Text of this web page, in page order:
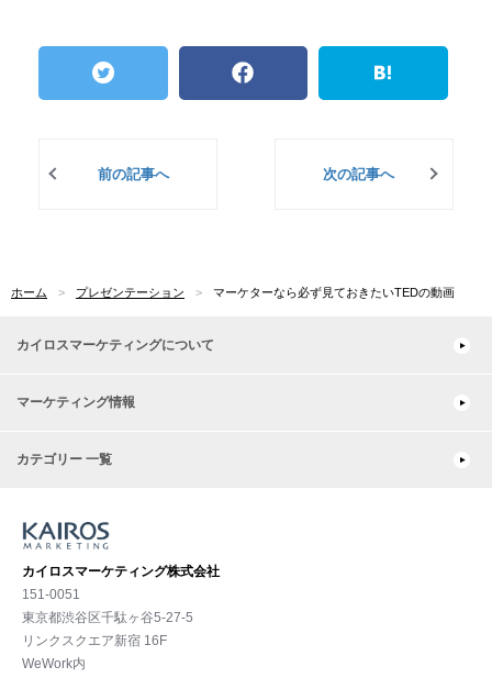
前の記事へ 次の記事へ
ホーム プレゼンテーション マーケターなら必ず見ておきたいTEDの動画
カイロスマーケティングについて
マーケティング情報
カテゴリー 一覧
カイロスマーケティング株式会社
151-0051
東京都渋⾕区千駄ヶ谷5-27-5
リンクスクエア新宿 16F
WeWork内